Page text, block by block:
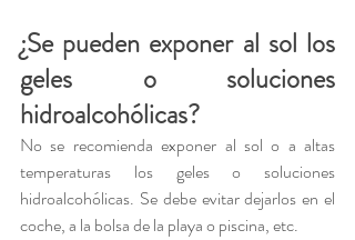
¿Se pueden exponer al sol los
geles o soluciones
hidroalcohólicas?
No se recomienda exponer al sol o a altas
temperaturas los geles o soluciones
hidroalcohólicas. Se debe evitar dejarlos en el
coche, a la bolsa de la playa o piscina, etc.